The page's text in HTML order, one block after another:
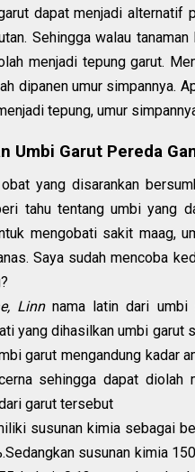
dapat menjadi
Sehingga walau
menjadi tepung garut.
dipanen umur simpannya.
tepung, umur
Umbi Garut Pereda
yang disarankan
tahu tentang umbi yang
mengobati sakit maag,
Saya sudah mencoba
Linnnama latin dari umbi
yang dihasilkan umbi garut
garut mengandung kadar
sehingga dapat
garut tersebut
susunan kimia sebagai
susunan kimia